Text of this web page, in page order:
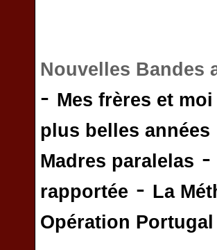
Nouvelles Bandes
- Mes frères et moi
plus belles années
Madres paralelas -
rapportée - La
Opération Portugal